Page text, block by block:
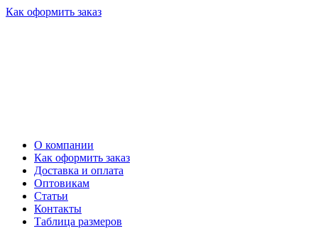
Как оформить заказ
О компании
Как оформить заказ
Доставка и оплата
Оптовикам
Статьи
Контакты
Таблица размеров